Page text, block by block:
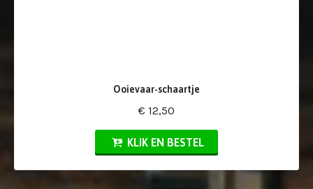
Ooievaar-schaartje
€ 12,50
KLIK EN BESTEL